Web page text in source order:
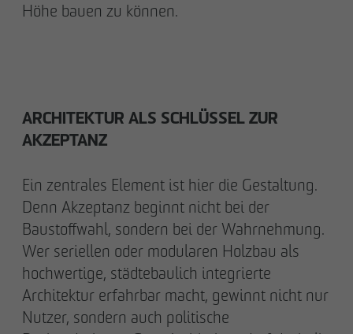
Höhe bauen zu können.
ARCHITEKTUR ALS SCHLÜSSEL ZUR
AKZEPTANZ
Ein zentrales Element ist hier die Gestaltung.
Denn Akzeptanz beginnt nicht bei der
Baustoffwahl, sondern bei der Wahrnehmung.
Wer seriellen oder modularen Holzbau als
hochwertige, städtebaulich integrierte
Architektur erfahrbar macht, gewinnt nicht nur
Nutzer, sondern auch politische